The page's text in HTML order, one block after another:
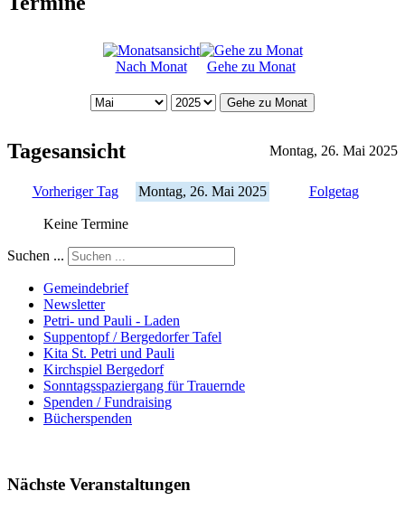
Nach Monat Gehe zu Monat
Gehe zu Monat
Tagesansicht Montag, 26. Mai 2025
Vorheriger Tag Montag, 26. Mai 2025 Folgetag
Keine Termine
Suchen ...
Gemeindebrief
Newsletter
Petri- und Pauli - Laden
Suppentopf / Bergedorfer Tafel
Kita St. Petri und Pauli
Kirchspiel Bergedorf
Sonntagsspaziergang für Trauernde
Spenden / Fundraising
Bücherspenden
Nächste Veranstaltungen